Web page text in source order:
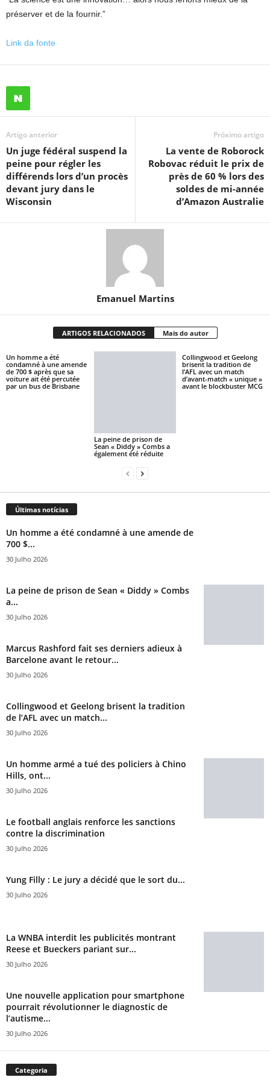
préserver et de la fournir.”
Link da fonte
Artigo anterior
Un juge fédéral suspend la
peine pour régler les
différends lors d’un procès
devant jury dans le
Wisconsin
Próximo artigo
La vente de Roborock
Robovac réduit le prix de
près de 60 % lors des
soldes de mi-année
d’Amazon Australie
Emanuel Martins
ARTIGOS RELACIONADOS Mais do autor
Un homme a été
condamné à une amende
de 700 $ après que sa
voiture ait été percutée
par un bus de Brisbane
La peine de prison de
Sean « Diddy » Combs a
également été réduite
Collingwood et Geelong
brisent la tradition de
l’AFL avec un match
d’avant-match « unique »
avant le blockbuster MCG
Últimas notícias
Un homme a été condamné à une amende de
700 $...
30 Julho 2026
La peine de prison de Sean « Diddy » Combs
a...
30 Julho 2026
Marcus Rashford fait ses derniers adieux à
Barcelone avant le retour...
30 Julho 2026
Collingwood et Geelong brisent la tradition
de l’AFL avec un match...
30 Julho 2026
Un homme armé a tué des policiers à Chino
Hills, ont...
30 Julho 2026
Le football anglais renforce les sanctions
contre la discrimination
30 Julho 2026
Yung Filly : Le jury a décidé que le sort du...
30 Julho 2026
La WNBA interdit les publicités montrant
Reese et Bueckers pariant sur...
30 Julho 2026
Une nouvelle application pour smartphone
pourrait révolutionner le diagnostic de
l’autisme...
30 Julho 2026
Categoria